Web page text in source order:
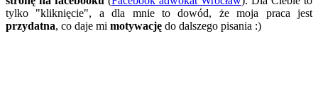
tylko "kliknięcie", a dla mnie to dowód, że moja praca jest
przydatna, co daje mi motywację do dalszego pisania :)